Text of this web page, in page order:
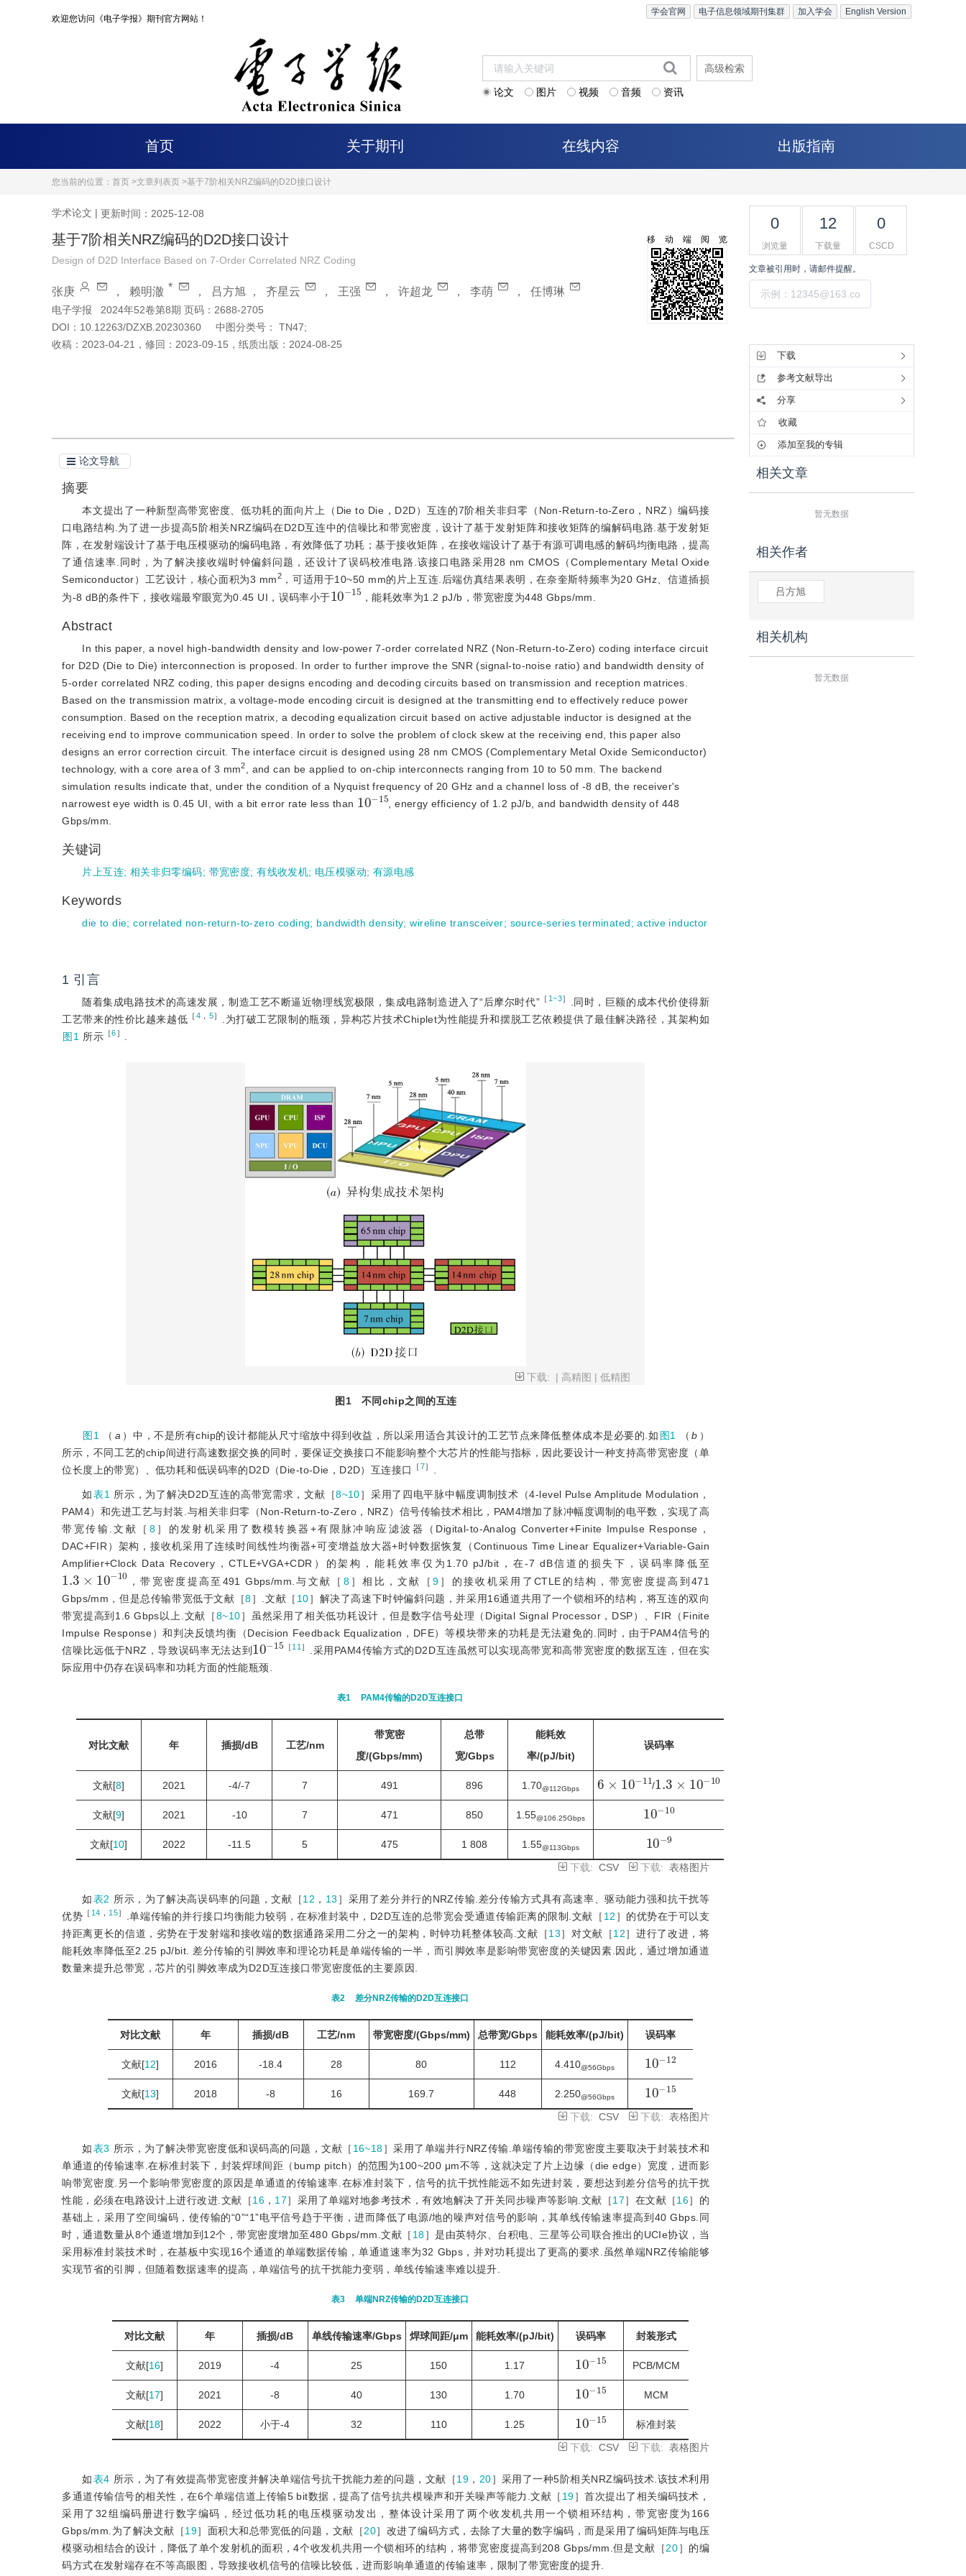
欢迎您访问《电子学报》期刊官方网站！
English Version
加入学会
电子信息领域期刊集群
学会官网
论文 图片 视频 音频 资讯
高级检索
首页 关于期刊 在线内容 出版指南
您当前的位置： 首页 >文章列表页 >基于7阶相关NRZ编码的D2D接口设计
学术论文 | 更新时间：2025-12-08
基于7阶相关NRZ编码的D2D接口设计
Design of D2D Interface Based on 7-Order Correlated NRZ Coding
张庚 ， 赖明澈 * ， 吕方旭 ， 齐星云 ， 王强 ， 许超龙 ， 李萌 ， 任博琳
电子学报
2024年52卷第8期 页码：2688-2705
DOI： 10.12263/DZXB.20230360 中图分类号：
TN47;
收稿： 2023-04-21 ， 修回： 2023-09-15 ， 纸质出版： 2024-08-25
移动端阅览
论文导航
摘要
本文提出了一种新型高带宽密度、低功耗的面向片上（Die to Die，D2D）互连的7阶相关非归零（Non-Return-to-Zero，NRZ）编码接
口电路结构.为了进一步提高5阶相关NRZ编码在D2D互连中的信噪比和带宽密度，设计了基于发射矩阵和接收矩阵的编解码电路.基于发射矩
阵，在发射端设计了基于电压模驱动的编码电路，有效降低了功耗；基于接收矩阵，在接收端设计了基于有源可调电感的解码均衡电路，提高
了通信速率.同时，为了解决接收端时钟偏斜问题，还设计了误码校准电路.该接口电路采用28 nm CMOS（Complementary Metal Oxide
Semiconductor）工艺设计，核心面积为3 mm2 ，可适用于10~50 mm的片上互连.后端仿真结果表明，在奈奎斯特频率为20 GHz、信道插损
为-8 dB的条件下，接收端最窄眼宽为0.45 UI，误码率小于
10-
15
，能耗效率为1.2 pJ/b，带宽密度为448 Gbps/mm.
Abstract
In this paper, a novel high-bandwidth density and low-power 7-order correlated NRZ (Non-Return-to-Zero) coding interface circuit
for D2D (Die to Die) interconnection is proposed. In order to further improve the SNR (signal-to-noise ratio) and bandwidth density of
5-order correlated NRZ coding, this paper designs encoding and decoding circuits based on transmission and reception matrices.
Based on the transmission matrix, a voltage-mode encoding circuit is designed at the transmitting end to effectively reduce power
consumption. Based on the reception matrix, a decoding equalization circuit based on active adjustable inductor is designed at the
receiving end to improve communication speed. In order to solve the problem of clock skew at the receiving end, this paper also
designs an error correction circuit. The interface circuit is designed using 28 nm CMOS (Complementary Metal Oxide Semiconductor)
technology, with a core area of 3 mm2
, and can be applied to on-chip interconnects ranging from 10 to 50 mm. The backend
simulation results indicate that, under the condition of a Nyquist frequency of 20 GHz and a channel loss of -8 dB, the receiver's
narrowest eye width is 0.45 UI, with a bit error rate less than
10
15
, energy efficiency of 1.2 pJ/b, and bandwidth density of 448
Gbps/mm.
关键词
片上互连; 相关非归零编码; 带宽密度;有线收发机; 电压模驱动;有源电感
Keywords
die to die;correlated non-return-to-zero coding; bandwidth density;wireline transceiver; source-series terminated;active inductor
1 引言
随着集成电路技术的高速发展，制造工艺不断逼近物理线宽极限，集成电路制造进入了“后摩尔时代” ［ 1~3］
.同时，巨额的成本代价使得新
工艺带来的性价比越来越低 ［4 ， 5］
.为打破工艺限制的瓶颈，异构芯片技术Chiplet为性能提升和摆脱工艺依赖提供了最佳解决路径，其架构如
图1 所示 ［6］
下载: | 高精图 |低精图
图1 不同chip之间的互连
图1 （ a ）中，不是所有chip的设计都能从尺寸缩放中得到收益，所以采用适合其设计的工艺节点来降低整体成本是必要的.如 图1 （ b ）
所示，不同工艺的chip间进行高速数据交换的同时，要保证交换接口不能影响整个大芯片的性能与指标，因此要设计一种支持高带宽密度（单
位长度上的带宽）、低功耗和低误码率的D2D（Die-to-Die，D2D）互连接口
［7］ .
如表1 所示，为了解决D2D互连的高带宽需求，文献［8~10］采用了四电平脉中幅度调制技术（4-level Pulse Amplitude Modulation，
PAM4）和先进工艺与封装.与相关非归零（Non-Return-to-Zero，NRZ）信号传输技术相比，PAM4增加了脉冲幅度调制的电平数，实现了高
带宽传输.文献［ 8 ］的发射机采用了数模转换器+有限脉冲响应滤波器（Digital-to-Analog Converter+Finite Impulse Response，
DAC+FIR）架构，接收机采用了连续时间线性均衡器+可变增益放大器+时钟数据恢复（Continuous Time Linear Equalizer+Variable-Gain
Amplifier+Clock Data Recovery，CTLE+VGA+CDR）的架构，能耗效率仅为1.70 pJ/bit，在-7 dB信道的损失下，误码率降低至
1.3 10-
10
，带宽密度提高至491 Gbps/mm.与文献［ 8 ］相比，文献［9 ］的接收机采用了CTLE的结构，带宽密度提高到471
Gbps/mm，但是总传输带宽低于文献［8］.文献［ 10］解决了高速下时钟偏斜问题，并采用16通道共用了一个锁相环的结构，将互连的双向
带宽提高到1.6 Gbps以上.文献［8~10］虽然采用了相关低功耗设计，但是数字信号处理（Digital Signal Processor，DSP）、FIR（Finite
Impulse Response）和判决反馈均衡（Decision Feedback Equalization，DFE）等模块带来的功耗是无法避免的.同时，由于PAM4信号的
信噪比远低于NRZ，导致误码率无法达到
10-
15 ［11］ .采用PAM4传输方式的D2D互连虽然可以实现高带宽和高带宽密度的数据互连，但在实
际应用中仍存在误码率和功耗方面的性能瓶颈.
表1 PAM4传输的D2D互连接口
对比文献 年 插损/dB 工艺/nm
带宽密
度/(Gbps/mm)
总带
宽/Gbps
能耗效
率/(pJ/bit)
误码率
文献[8] 2021 -4/-7 7 491 896 1.70@112Gbps
6 10-11
/
1.3 10-10
文献[9] 2021 -10 7 471 850 1.55@106.25Gbps
10-
10
文献[10] 2022 -11.5 5 475 1 808 1.55@113Gbps
10-
9
下载: CSV 下载: 表格图片
如表2 所示，为了解决高误码率的问题，文献［12 ， 13 ］采用了差分并行的NRZ传输.差分传输方式具有高速率、驱动能力强和抗干扰等
优势 ［14 ，15］ .单端传输的并行接口均衡能力较弱，在标准封装中，D2D互连的总带宽会受通道传输距离的限制.文献［ 12 ］的优势在于可以支
持距离更长的信道，劣势在于发射端和接收端的数据通路采用二分之一的架构，时钟功耗整体较高.文献［13］对文献［12］进行了改进，将
能耗效率降低至2.25 pJ/bit. 差分传输的引脚效率和理论功耗是单端传输的一半，而引脚效率是影响带宽密度的关键因素.因此，通过增加通道
数量来提升总带宽，芯片的引脚效率成为D2D互连接口带宽密度低的主要原因.
表2 差分NRZ传输的D2D互连接口
对比文献 年 插损/dB 工艺/nm 带宽密度/(Gbps/mm) 总带宽/Gbps 能耗效率/(pJ/bit) 误码率
文献[12] 2016 -18.4 28 80 112 4.410@56Gbps
10-
12
文献[13] 2018 -8 16 169.7 448 2.250@56Gbps
10-
15
下载: CSV 下载: 表格图片
如表3 所示，为了解决带宽密度低和误码高的问题，文献［ 16~18］采用了单端并行NRZ传输.单端传输的带宽密度主要取决于封装技术和
单通道的传输速率.在标准封装下，封装焊球间距（bump pitch）的范围为100~200 μm不等，这就决定了片上边缘（die edge）宽度，进而影
响带宽密度.另一个影响带宽密度的原因是单通道的传输速率.在标准封装下，信号的抗干扰性能远不如先进封装，要想达到差分信号的抗干扰
性能，必须在电路设计上进行改进.文献［16， 17］采用了单端对地参考技术，有效地解决了开关同步噪声等影响.文献［17］在文献［16］的
基础上，采用了空间编码，使传输的“0”“1”电平信号趋于平衡，进而降低了电源/地的噪声对信号的影响，其单线传输速率提高到40 Gbps.同
时，通道数量从8个通道增加到12个，带宽密度增加至480 Gbps/mm.文献［ 18］是由英特尔、台积电、三星等公司联合推出的UCIe协议，当
采用标准封装技术时，在基板中实现16个通道的单端数据传输，单通道速率为32 Gbps，并对功耗提出了更高的要求.虽然单端NRZ传输能够
实现节省的引脚，但随着数据速率的提高，单端信号的抗干扰能力变弱，单线传输速率难以提升.
表3 单端NRZ传输的D2D互连接口
对比文献 年 插损/dB 单线传输速率/Gbps 焊球间距/μm 能耗效率/(pJ/bit) 误码率 封装形式
文献[16] 2019 -4 25 150 1.17
10-
15
PCB/MCM
文献[17] 2021 -8 40 130 1.70
10-
15
MCM
文献[18] 2022 小于-4 32 110 1.25
10-
15
标准封装
下载: CSV 下载: 表格图片
如表4 所示，为了有效提高带宽密度并解决单端信号抗干扰能力差的问题，文献［19 ， 20］采用了一种5阶相关NRZ编码技术.该技术利用
多通道传输信号的相关性，在6个单端信道上传输5 bit数据，提高了信号抗共模噪声和开关噪声等能力.文献［ 19］首次提出了相关编码技术，
采用了32组编码册进行数字编码，经过低功耗的电压模驱动发出，整体设计采用了两个收发机共用一个锁相环结构，带宽密度为166
Gbps/mm.为了解决文献［19］面积大和总带宽低的问题，文献［20］改进了编码方式，去除了大量的数字编码，而是采用了编码矩阵与电压
模驱动相结合的设计，降低了单个发射机的面积，4个收发机共用一个锁相环的结构，将带宽密度提高到208 Gbps/mm.但是文献［20］的编
码方式在发射端存在不等高眼图，导致接收机信号的信噪比较低，进而影响单通道的传输速率，限制了带宽密度的提升.
0
浏览量
12
下载量
0
CSCD
文章被引用时，请邮件提醒。
下载
参考文献导出
分享
收藏
添加至我的专辑
相关文章
暂无数据
相关作者
吕方旭
相关机构
暂无数据